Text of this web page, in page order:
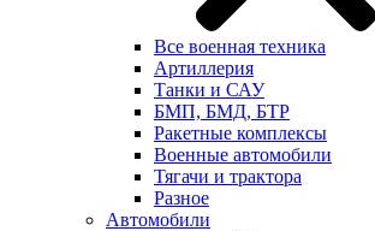
Все военная техника
Артиллерия
Танки и САУ
БМП, БМД, БТР
Ракетные комплексы
Военные автомобили
Тягачи и трактора
Разное
Автомобили